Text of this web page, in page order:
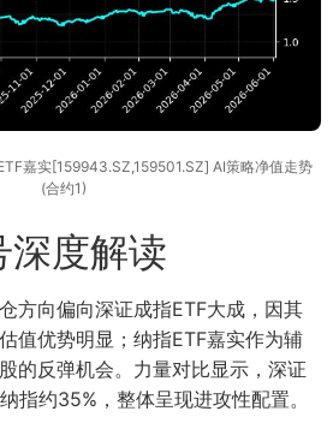
嘉实[159943.SZ,159501.SZ] AI策略净值走势
(合约1)
深度解读
方向偏向深证成指ETF大成，因其
值优势明显；纳指ETF嘉实作为辅
的反弹机会。力量对比显示，深证
指约35%，整体呈现进攻性配置。